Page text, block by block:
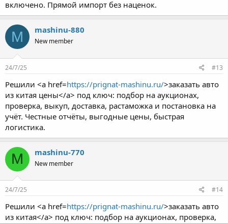
включено. Прямой импорт без наценок.
M mashinu-880
New member
24/7/25 #13
Решили <a href=https://prignat-mashinu.ru/>заказать авто
из китая цены</a> под ключ: подбор на аукционах,
проверка, выкуп, доставка, растаможка и постановка на
учёт. Честные отчёты, выгодные цены, быстрая
логистика.
M mashinu-770
New member
24/7/25 #14
Решили <a href=https://prignat-mashinu.ru/>заказать авто
из китая</a> под ключ: подбор на аукционах, проверка,